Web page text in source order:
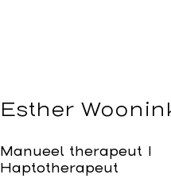
Manueel therapeut I
Haptotherapeut
Esther